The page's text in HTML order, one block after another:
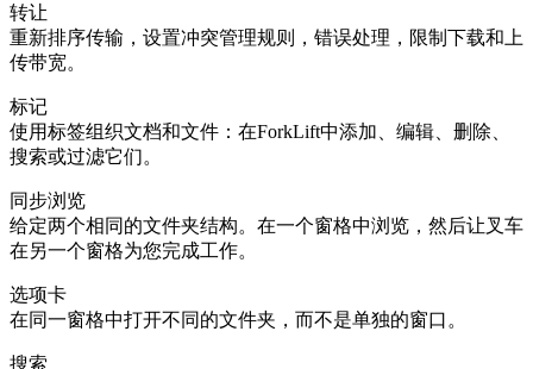
转让
重新排序传输，设置冲突管理规则，错误处理，限制下载和上
传带宽。
标记
使用标签组织文档和文件：在ForkLift中添加、编辑、删除、
搜索或过滤它们。
同步浏览
给定两个相同的文件夹结构。在一个窗格中浏览，然后让叉车
在另一个窗格为您完成工作。
选项卡
在同一窗格中打开不同的文件夹，而不是单独的窗口。
搜索